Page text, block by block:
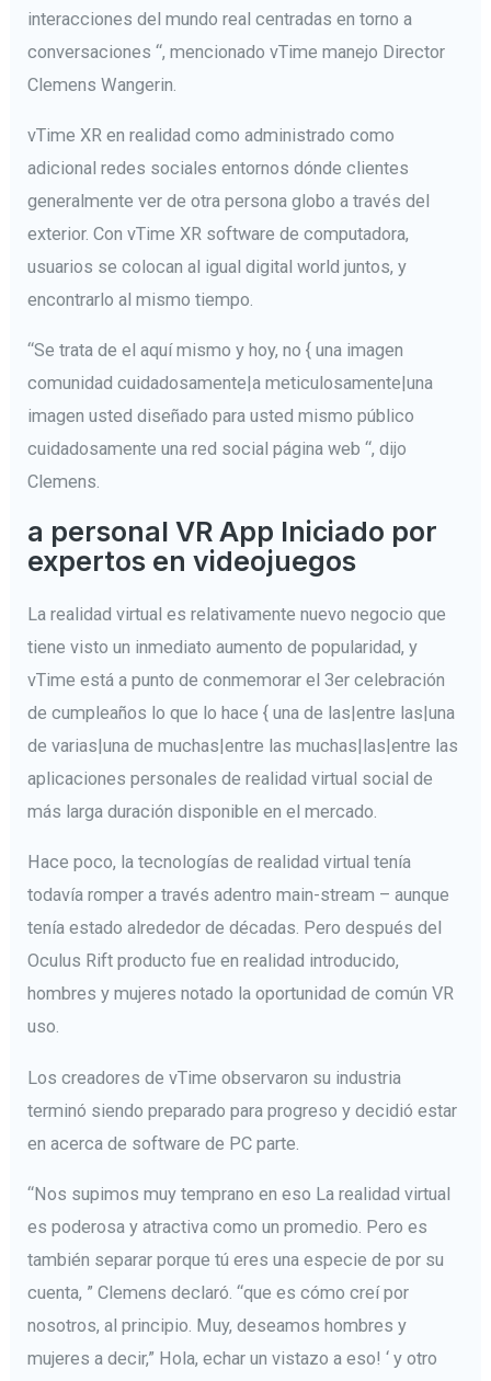
interacciones del mundo real centradas en torno a
conversaciones “, mencionado vTime manejo Director
Clemens Wangerin.
vTime XR en realidad como administrado como
adicional redes sociales entornos dónde clientes
generalmente ver de otra persona globo a través del
exterior. Con vTime XR software de computadora,
usuarios se colocan al igual digital world juntos, y
encontrarlo al mismo tiempo.
“Se trata de el aquí mismo y hoy, no { una imagen
comunidad cuidadosamente|a meticulosamente|una
imagen usted diseñado para usted mismo público
cuidadosamente una red social página web “, dijo
Clemens.
a personal VR App Iniciado por
expertos en videojuegos
La realidad virtual es relativamente nuevo negocio que
tiene visto un inmediato aumento de popularidad, y
vTime está a punto de conmemorar el 3er celebración
de cumpleaños lo que lo hace { una de las|entre las|una
de varias|una de muchas|entre las muchas|las|entre las
aplicaciones personales de realidad virtual social de
más larga duración disponible en el mercado.
Hace poco, la tecnologías de realidad virtual tenía
todavía romper a través adentro main-stream – aunque
tenía estado alrededor de décadas. Pero después del
Oculus Rift producto fue en realidad introducido,
hombres y mujeres notado la oportunidad de común VR
uso.
Los creadores de vTime observaron su industria
terminó siendo preparado para progreso y decidió estar
en acerca de software de PC parte.
“Nos supimos muy temprano en eso La realidad virtual
es poderosa y atractiva como un promedio. Pero es
también separar porque tú eres una especie de por su
cuenta, ” Clemens declaró. “que es cómo creí por
nosotros, al principio. Muy, deseamos hombres y
mujeres a decir,” Hola, echar un vistazo a eso! ‘ y otro